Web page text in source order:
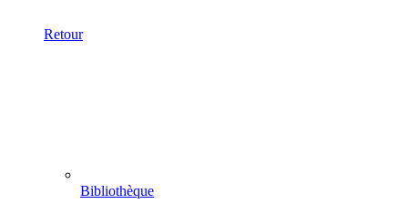
Retour
Bibliothèque